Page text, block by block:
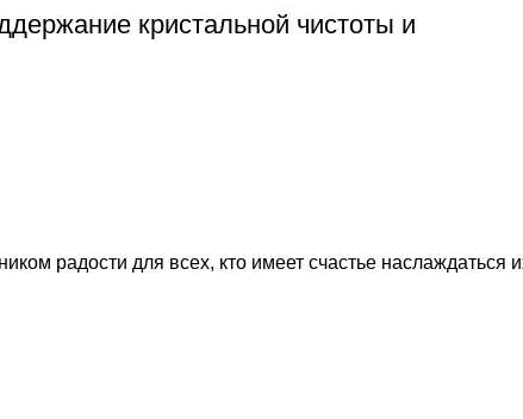
кристальной чистоты и
радости для всех, кто имеет счастье наслаждаться